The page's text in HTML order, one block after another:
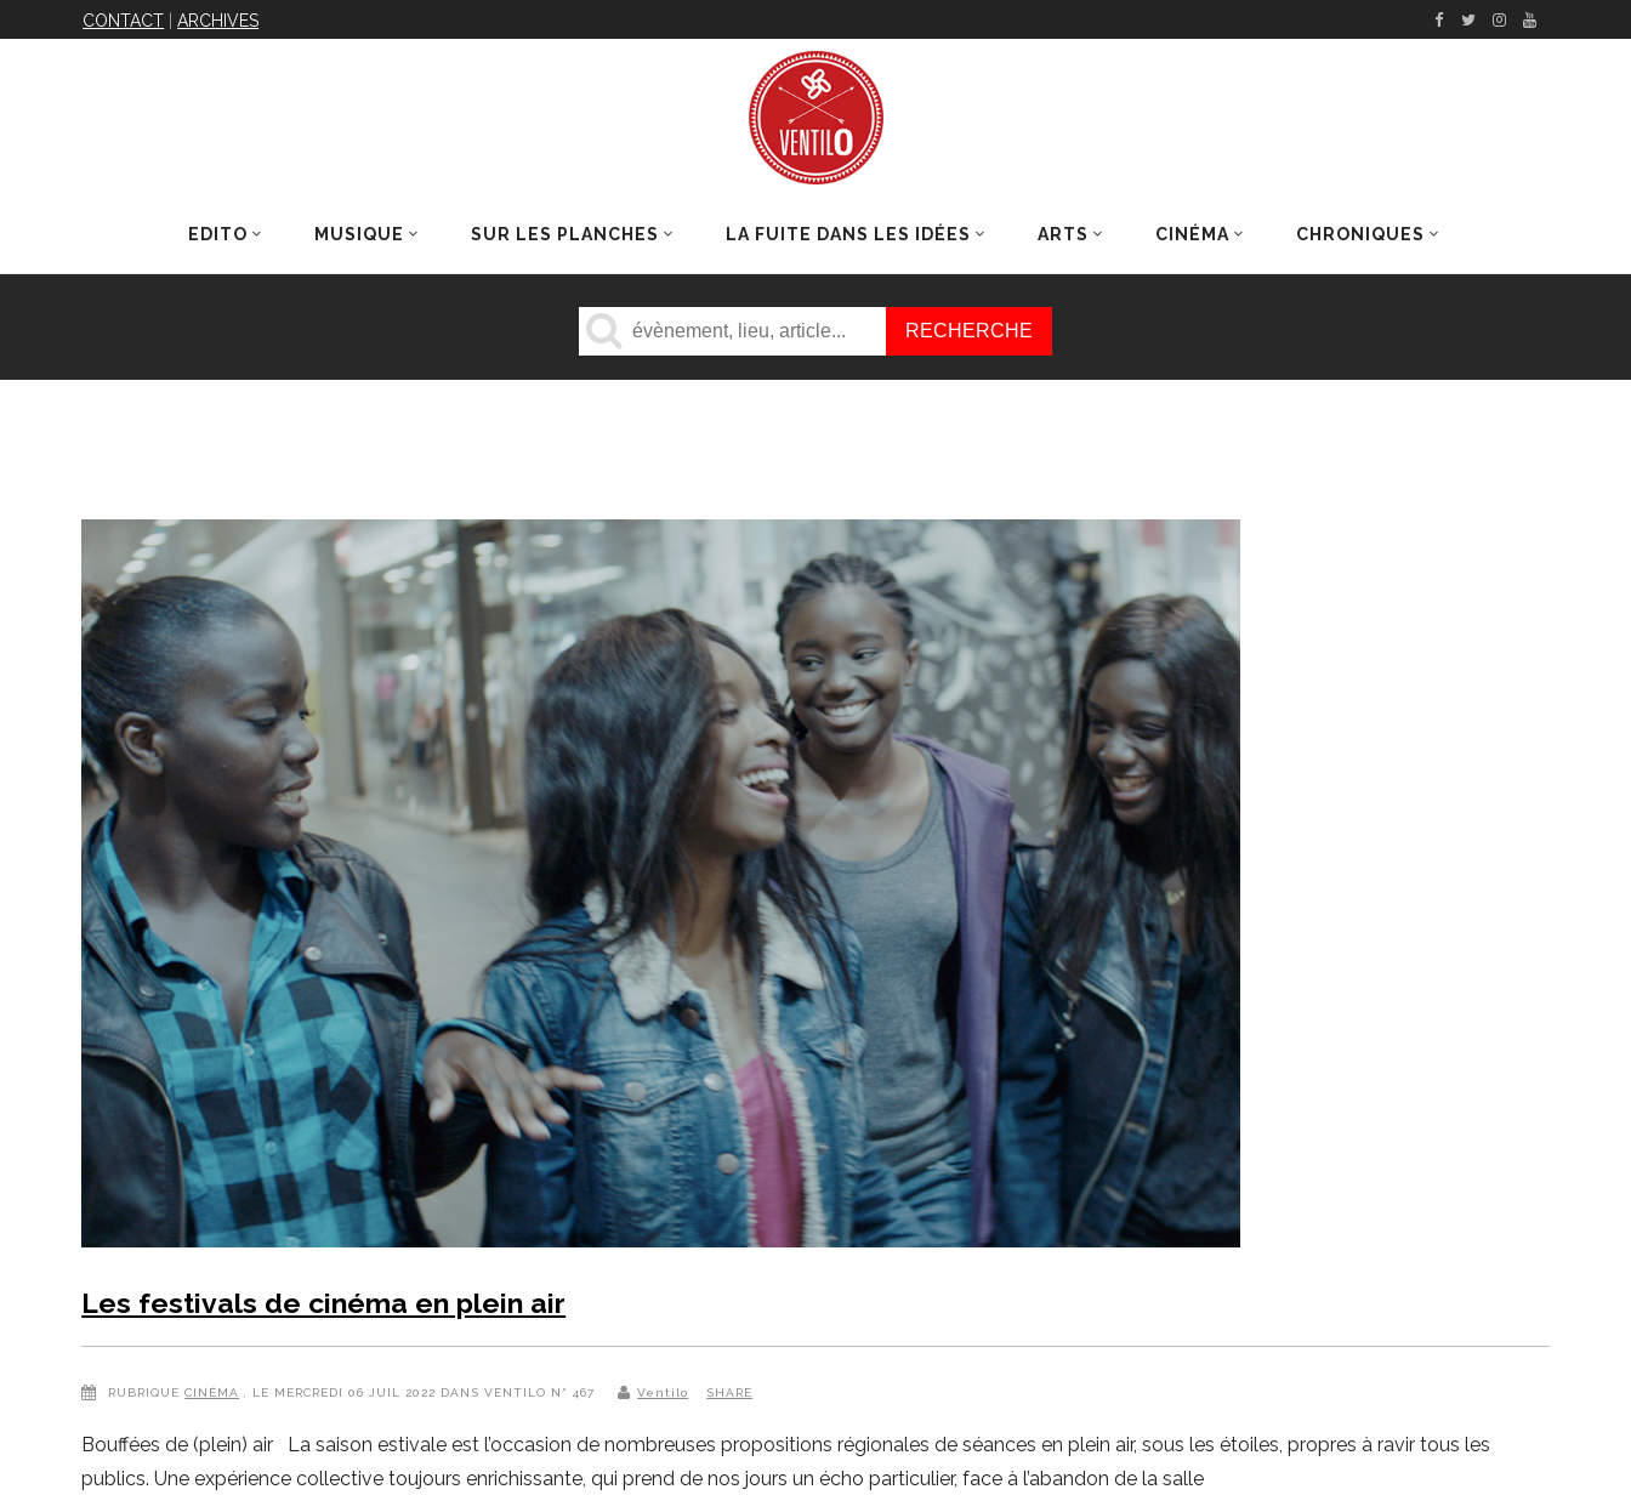
CONTACT |ARCHIVES
EDITO MUSIQUE SUR LES PLANCHES LA FUITE DANS LES IDÉES ARTS CINÉMA CHRONIQUES
DERNIERS ARTICLES
Les festivals de cinéma en plein air
RUBRIQUE CINÉMA , LE MERCREDI 06 JUIL 2022 DANS VENTILO N° 467 Ventilo SHARE
Bouffées de (plein) air La saison estivale est l’occasion de nombreuses propositions régionales de séances en plein air, sous les étoiles, propres à ravir tous les
publics. Une expérience collective toujours enrichissante, qui prend de nos jours un écho particulier, face à l’abandon de la salle